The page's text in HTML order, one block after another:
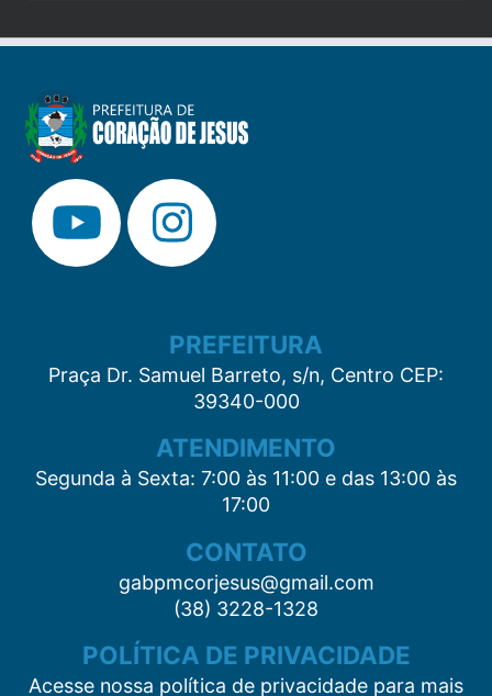
PREFEITURA
Praça Dr. Samuel Barreto, s/n, Centro CEP:
39340-000
ATENDIMENTO
Segunda à Sexta: 7:00 às 11:00 e das 13:00 às
17:00
CONTATO
gabpmcorjesus@gmail.com
(38) 3228-1328
POLÍTICA DE PRIVACIDADE
Acesse nossa política de privacidade para mais